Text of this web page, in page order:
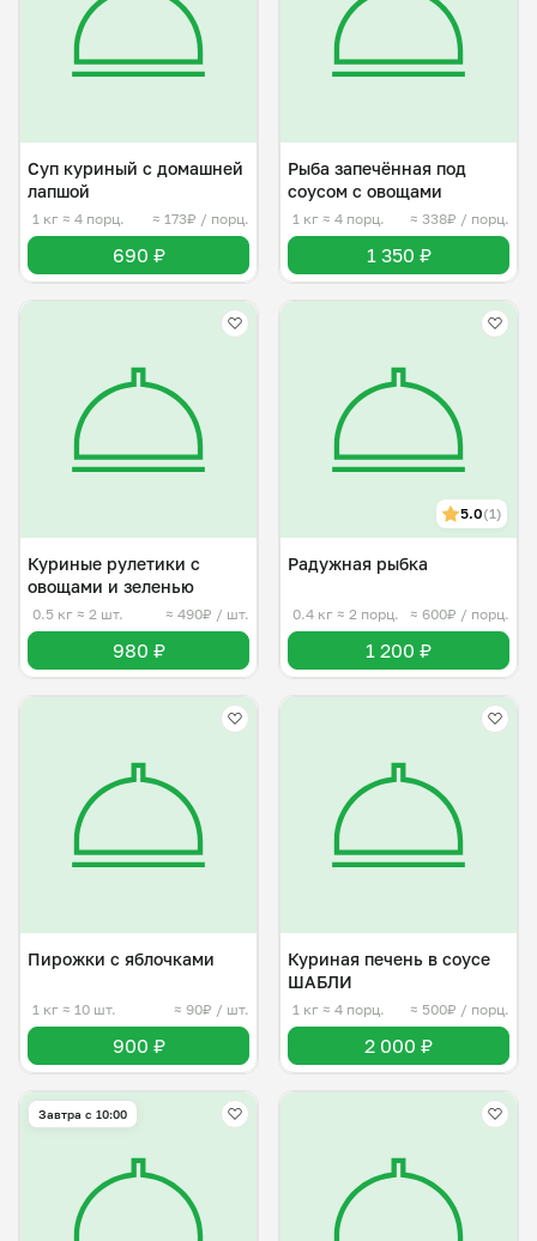
Суп куриный с домашней
лапшой
1 кг ≈ 4 порц. ≈ 173₽ / порц.
690 ₽
Рыба запечённая под
соусом с овощами
1 кг ≈ 4 порц. ≈ 338₽ / порц.
1 350 ₽
Куриные рулетики с
овощами и зеленью
0.5 кг ≈ 2 шт. ≈ 490₽ / шт.
980 ₽
5.0(1)
Радужная рыбка
0.4 кг ≈ 2 порц. ≈ 600₽ / порц.
1 200 ₽
Пирожки с яблочками
1 кг ≈ 10 шт. ≈ 90₽ / шт.
900 ₽
Куриная печень в соусе
ШАБЛИ
1 кг ≈ 4 порц. ≈ 500₽ / порц.
2 000 ₽
Завтра c 10:00